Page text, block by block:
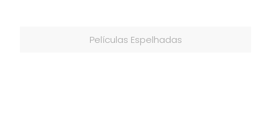
Películas Espelhadas